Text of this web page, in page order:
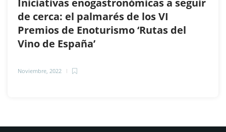
Iniciativas enogastronómicas a seguir
de cerca: el palmarés de los VI
Premios de Enoturismo ‘Rutas del
Vino de España’
Noviembre, 2022